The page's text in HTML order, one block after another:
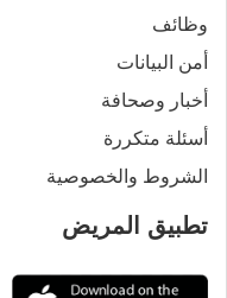
وظائف
أمن البيانات
أخبار وصحافة
أسئلة متكررة
الشروط والخصوصية
تطبيق المريض